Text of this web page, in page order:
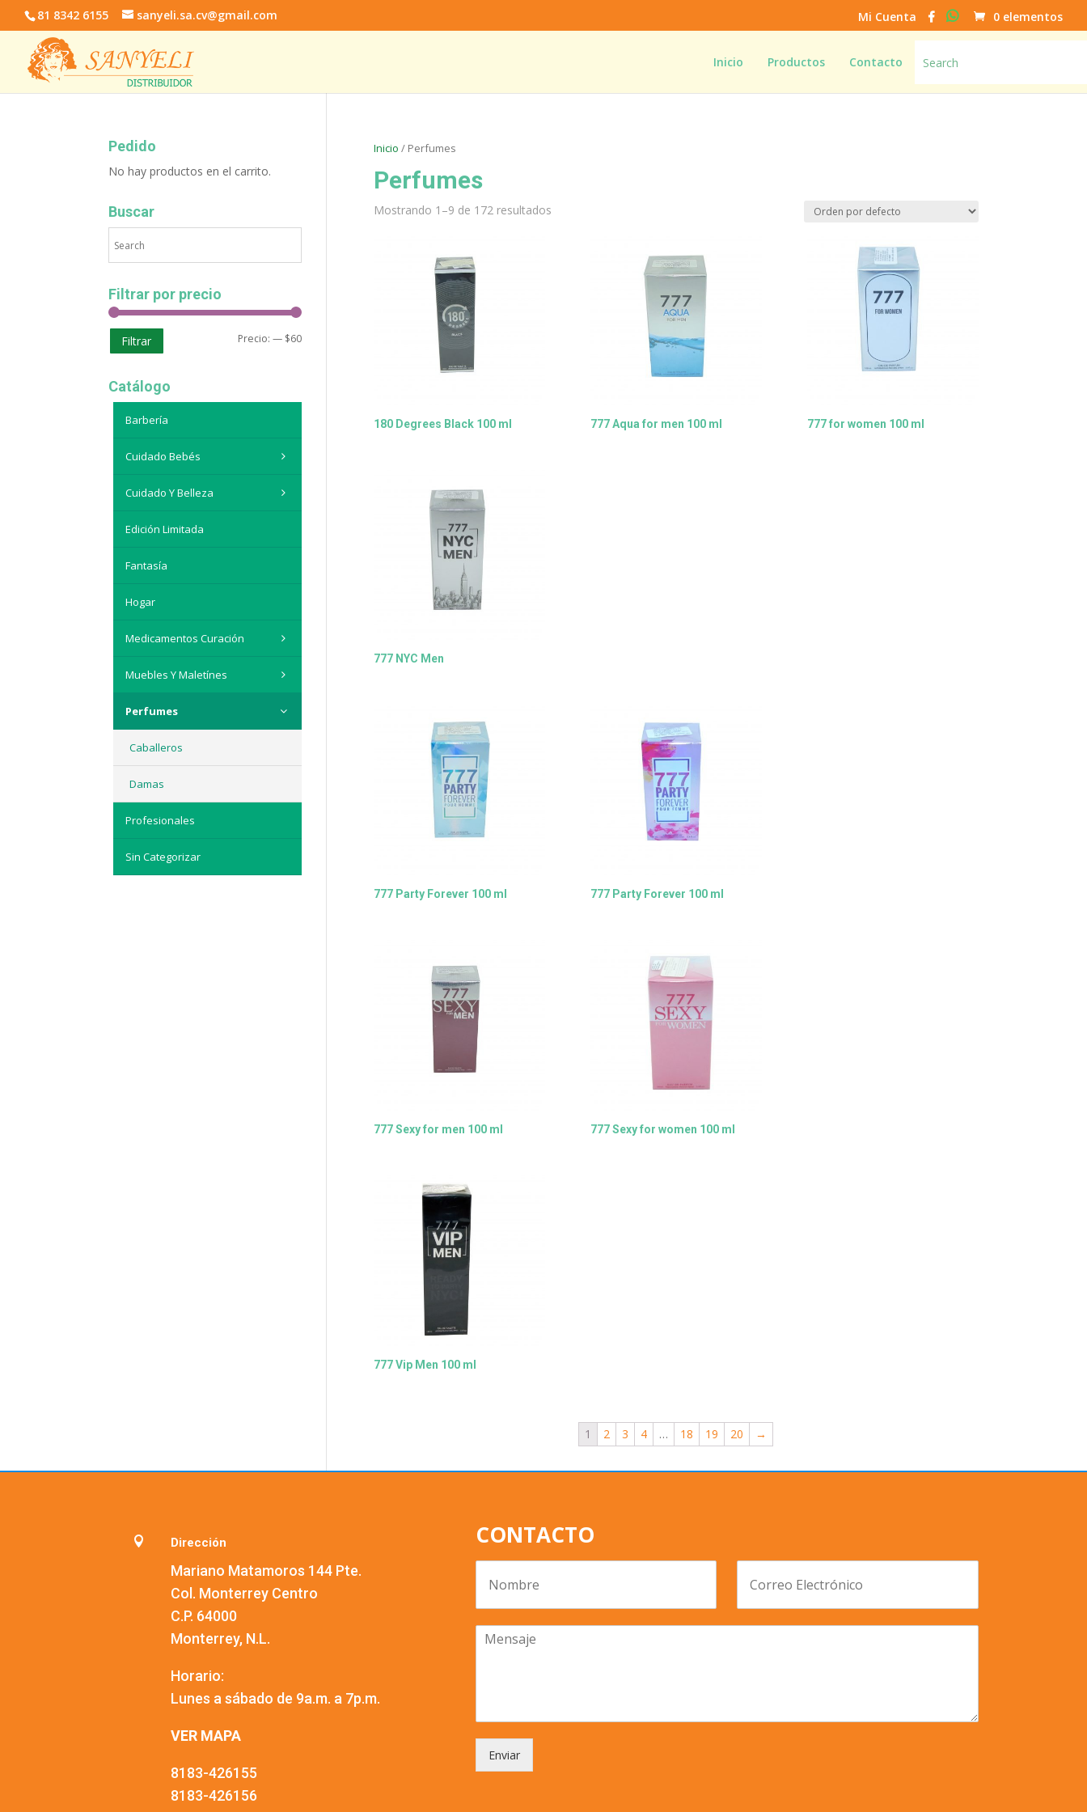
81 8342 6155 sanyeli.sa.cv@gmail.com Mi Cuenta 0 elementos
Inicio Productos Contacto
Inicio / Perfumes
Perfumes
Mostrando 1–9 de 172 resultados
180 Degrees Black 100 ml 777 Aqua for men 100 ml 777 for women 100 ml
777 NYC Men
777 Party Forever 100 ml 777 Party Forever 100 ml
777 Sexy for men 100 ml 777 Sexy for women 100 ml
777 Vip Men 100 ml
1 2 3 4 … 18 19 20 →
Pedido
No hay productos en el carrito.
Buscar
Filtrar por precio
Filtrar Precio:— $60
Catálogo
Barbería
Cuidado Bebés
Cuidado Y Belleza
Edición Limitada
Fantasía
Hogar
Medicamentos Curación
Muebles Y Maletínes
Perfumes
Caballeros
Damas
Profesionales
Sin Categorizar
 Dirección
Mariano Matamoros 144 Pte.
Col. Monterrey Centro
C.P. 64000
Monterrey, N.L.
Horario:
Lunes a sábado de 9a.m. a 7p.m.
VER MAPA
8183-426155
8183-426156
CONTACTO
Enviar